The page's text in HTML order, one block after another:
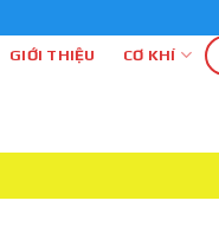
GIỚI THIỆU CƠ KHÍ